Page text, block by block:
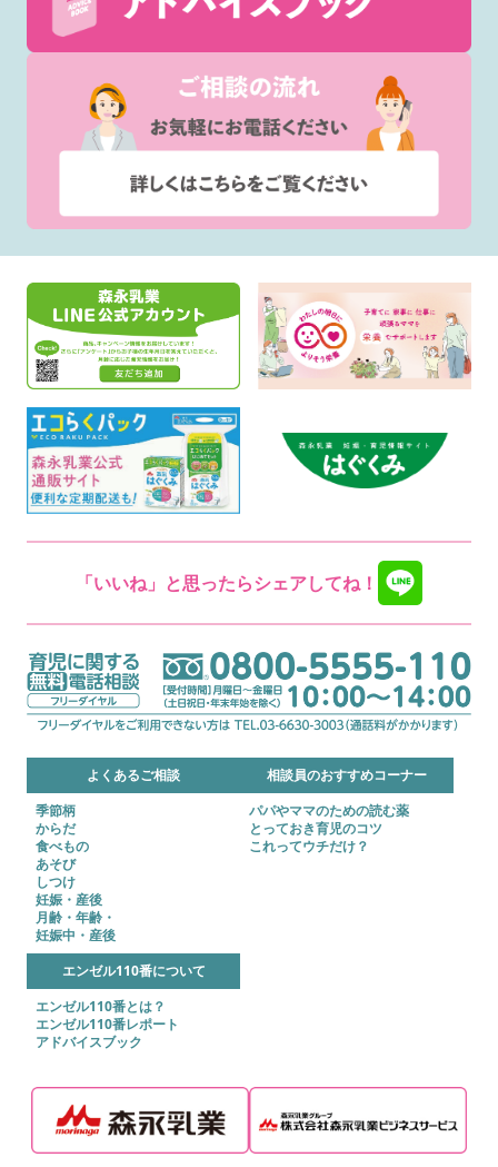
「いいね」と思ったらシェアしてね！
よくあるご相談
季節柄
からだ
食べもの
あそび
しつけ
妊娠・産後
月齢・年齢・
妊娠中・産後
相談員のおすすめコーナー
パパやママのための読む薬
とっておき育児のコツ
これってウチだけ？
エンゼル110番について
エンゼル110番とは？
エンゼル110番レポート
アドバイスブック